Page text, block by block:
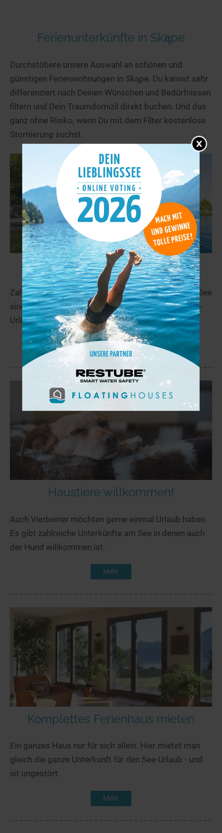
Ferienunterkünfte in Skąpe
Durchstöbere unsere Auswahl an schönen und
günstigen Ferienwohnungen in Skąpe. Du kannst sehr
differenziert nach Deinen Wünschen und Bedürfnissen
filtern und Dein Traumdomizil direkt buchen. Und das
ganz ohne Risiko, wenn Du mit dem Filter kostenlose
Stornierung suchst.
Ferienwohnungen in Seenähe
Zahlreiche Ferienwohnungen und Ferienhäuser am See
sind eine günstige Alternative für den nächsten See-
Urlaub.
Mehr
Haustiere willkommen!
Auch Vierbeiner möchten gerne einmal Urlaub haben.
Es gibt zahlreiche Unterkünfte am See in denen auch
der Hund willkommen ist.
Mehr
Komplettes Ferienhaus mieten
Ein ganzes Haus nur für sich allein. Hier mietet man
gleich die ganze Unterkunft für den See-Urlaub - und
ist ungestört.
Mehr